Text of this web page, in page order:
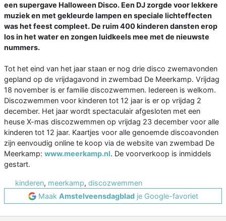
een supergave Halloween Disco. Een DJ zorgde voor lekkere
muziek en met gekleurde lampen en speciale lichteffecten
was het feest compleet. De ruim 400 kinderen dansten erop
los in het water en zongen luidkeels mee met de nieuwste
nummers.
Tot het eind van het jaar staan er nog drie disco zwemavonden
gepland op de vrijdagavond in zwembad De Meerkamp. Vrijdag
18 november is er familie discozwemmen. Iedereen is welkom.
Discozwemmen voor kinderen tot 12 jaar is er op vrijdag 2
december. Het jaar wordt spectaculair afgesloten met een
heuse X-mas discozwemmen op vrijdag 23 december voor alle
kinderen tot 12 jaar. Kaartjes voor alle genoemde discoavonden
zijn eenvoudig online te koop via de website van zwembad De
Meerkamp: www.meerkamp.nl. De voorverkoop is inmiddels
gestart.
kinderen, meerkamp, discozwemmen
Maak Amstelveensdagbladje Google-favoriet